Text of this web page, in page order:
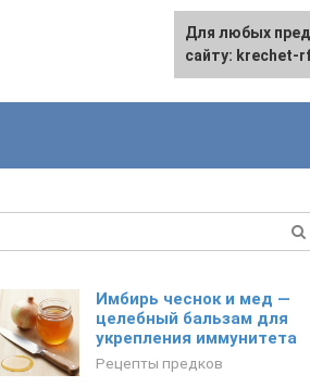
Имбирь чеснок и мед —
целебный бальзам для
укрепления иммунитета
Рецепты предков
Для любых
сайту: krechet-